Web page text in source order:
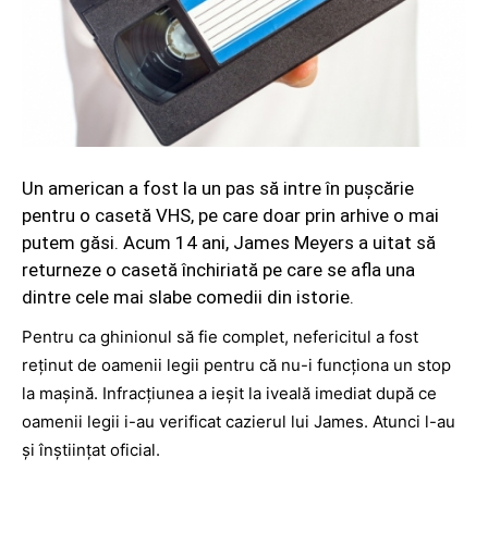
Un american a fost la un pas să intre în puşcărie
pentru o casetă VHS, pe care doar prin arhive o mai
putem găsi. Acum 14 ani, James Meyers a uitat să
returneze o casetă închiriată pe care se afla una
dintre cele mai slabe comedii din istorie.
Pentru ca ghinionul să fie complet, nefericitul a fost
reţinut de oamenii legii pentru că nu-i funcţiona un stop
la maşină. Infracţiunea a ieşit la iveală imediat după ce
oamenii legii i-au verificat cazierul lui James. Atunci l-au
şi înştiinţat oficial.